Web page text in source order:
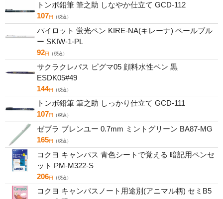
トンボ鉛筆 筆之助 しなやか仕立て GCD-112
107円 （税込）
パイロット 蛍光ペン KIRE-NA(キレーナ) ペールブル
ー SKIW-1-PL
92円 （税込）
サクラクレパス ピグマ05 顔料水性ペン 黒
ESDK05#49
144円 （税込）
トンボ鉛筆 筆之助 しっかり仕立て GCD-111
107円 （税込）
ゼブラ ブレンユー 0.7mm ミントグリーン BA87-MG
165円 （税込）
コクヨ キャンパス 青色シートで覚える 暗記用ペンセ
ット PM-M322-S
206円 （税込）
コクヨ キャンパスノート用途別(アニマル柄) セミB5